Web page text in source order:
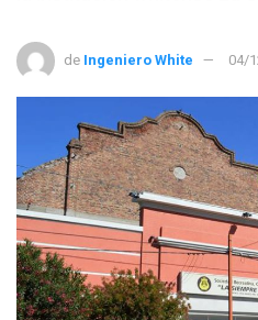
de Ingeniero White 04/